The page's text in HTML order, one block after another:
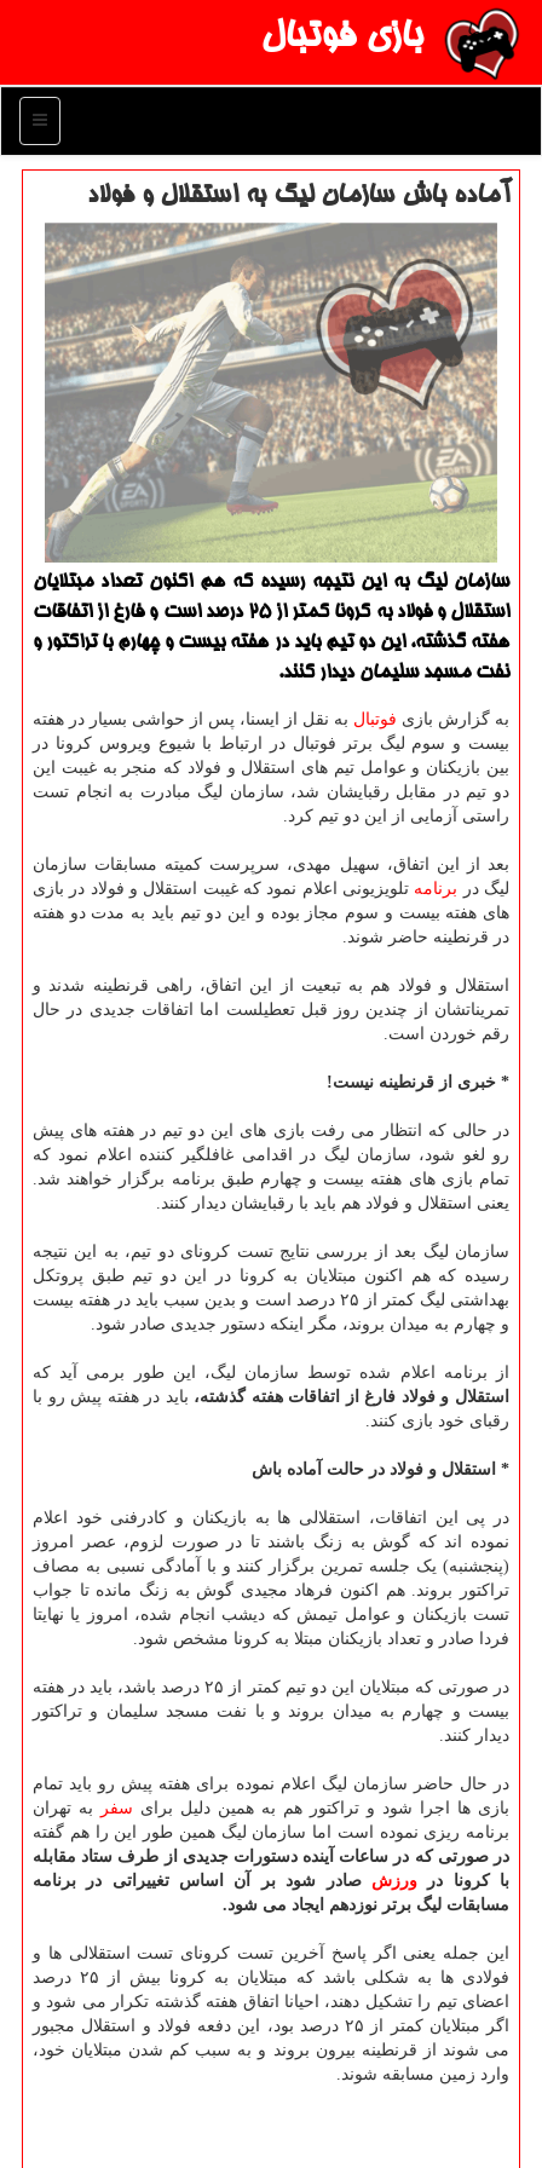
بازی فوتبال
منو
آماده باش سازمان لیگ به استقلال و فولاد
سازمان لیگ به این نتیجه رسیده كه هم اكنون تعداد مبتلایان
استقلال و فولاد به كرونا كمتر از 25 درصد است و فارغ از اتفاقات
هفته گذشته، این دو تیم باید در هفته بیست و چهارم با تراكتور و
نفت مسجد سلیمان دیدار كنند.
به گزارش بازی فوتبال به نقل از ایسنا، پس از حواشی بسیار در هفته
بیست و سوم لیگ برتر فوتبال در ارتباط با شیوع ویروس کرونا در
بین بازیکنان و عوامل تیم های استقلال و فولاد که منجر به غیبت این
دو تیم در مقابل رقبایشان شد، سازمان لیگ مبادرت به انجام تست
راستی آزمایی از این دو تیم کرد.
بعد از این اتفاق، سهیل مهدی، سرپرست کمیته مسابقات سازمان
لیگ در برنامه تلویزیونی اعلام نمود که غیبت استقلال و فولاد در بازی
های هفته بیست و سوم مجاز بوده و این دو تیم باید به مدت دو هفته
در قرنطینه حاضر شوند.
استقلال و فولاد هم به تبعیت از این اتفاق، راهی قرنطینه شدند و
تمریناتشان از چندین روز قبل تعطیلست اما اتفاقات جدیدی در حال
رقم خوردن است.
* خبری از قرنطینه نیست!
در حالی که انتظار می رفت بازی های این دو تیم در هفته های پیش
رو لغو شود، سازمان لیگ در اقدامی غافلگیر کننده اعلام نمود که
تمام بازی های هفته بیست و چهارم طبق برنامه برگزار خواهند شد.
یعنی استقلال و فولاد هم باید با رقبایشان دیدار کنند.
سازمان لیگ بعد از بررسی نتایج تست کرونای دو تیم، به این نتیجه
رسیده که هم اکنون مبتلایان به کرونا در این دو تیم طبق پروتکل
بهداشتی لیگ کمتر از ۲۵ درصد است و بدین سبب باید در هفته بیست
و چهارم به میدان بروند، مگر اینکه دستور جدیدی صادر شود.
از برنامه اعلام شده توسط سازمان لیگ، این طور برمی آید که
استقلال و فولاد فارغ از اتفاقات هفته گذشته، باید در هفته پیش رو با
رقبای خود بازی کنند.
* استقلال و فولاد در حالت آماده باش
در پی این اتفاقات، استقلالی ها به بازیکنان و کادرفنی خود اعلام
نموده اند که گوش به زنگ باشند تا در صورت لزوم، عصر امروز
(پنجشنبه) یک جلسه تمرین برگزار کنند و با آمادگی نسبی به مصاف
تراکتور بروند. هم اکنون فرهاد مجیدی گوش به زنگ مانده تا جواب
تست بازیکنان و عوامل تیمش که دیشب انجام شده، امروز یا نهایتا
فردا صادر و تعداد بازیکنان مبتلا به کرونا مشخص شود.
در صورتی که مبتلایان این دو تیم کمتر از ۲۵ درصد باشد، باید در هفته
بیست و چهارم به میدان بروند و با نفت مسجد سلیمان و تراکتور
دیدار کنند.
در حال حاضر سازمان لیگ اعلام نموده برای هفته پیش رو باید تمام
بازی ها اجرا شود و تراکتور هم به همین دلیل برای سفر
به تهران
برنامه ریزی نموده است اما سازمان لیگ همین طور این را هم گفته
در صورتی که در ساعات آینده دستورات جدیدی از طرف ستاد مقابله
با کرونا درورزش صادر شود بر آن اساس تغییراتی در برنامه
مسابقات لیگ برتر نوزدهم ایجاد می شود.
این جمله یعنی اگر پاسخ آخرین تست کرونای تست استقلالی ها و
فولادی ها به شکلی باشد که مبتلایان به کرونا بیش از ۲۵ درصد
اعضای تیم را تشکیل دهند، احیانا اتفاق هفته گذشته تکرار می شود و
اگر مبتلایان کمتر از ۲۵ درصد بود، این دفعه فولاد و استقلال مجبور
می شوند از قرنطینه بیرون بروند و به سبب کم شدن مبتلایان خود،
وارد زمین مسابقه شوند.